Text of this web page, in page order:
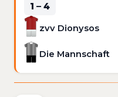
1 – 4
zvv Dionysos
Die Mannschaft